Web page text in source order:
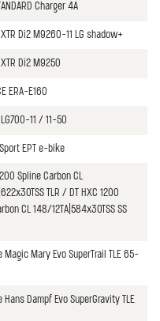
Charger 4A
Di2 M9260-11 LG shadow+
Di2 M9250
ERA-E160
11 / 11-50
EPT e-bike
Spline Carbon CL
TLR / DT HXC 1200
CL 148/12TA|584x30TSS SS
Magic Mary Evo SuperTrail TLE 65-
Hans Dampf Evo SuperGravity TLE